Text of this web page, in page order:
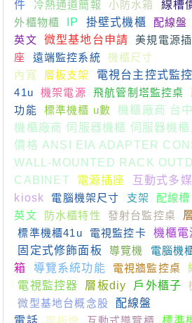
件
冷熱通道簡報 小防水箱 線槽
外櫃物櫃
IP 掛壁式機櫃
配線盤
英文
微型基地台申請 美規電源
座
遠端監控系統
機櫃尺寸
內寬
層板支架 電視台主控式監控
41u
機架電源 飛航管制塔監控桌
功能
標準機櫃 u數
機櫃廠商 台
機櫃廠商 伺服器機櫃 伺服器機
價格 ANSI EIA ADAPTER
WALL-MOUNTED RACK
CABINET
電源插座
互動式多
kiosk
電腦機架尺寸 支架
配線槽
英文
防水櫃特性 發射台監控桌
標準機櫃41u
電視監控卡 機櫃電
固定式修飾面板
導覽機 電腦機
箱
導覽系統功能 電視牆監控桌
電視監控器
層板diy 戶外櫃子
微型基地台概念股
配線盤
電話
層板燈 互動式導覽櫃 標準